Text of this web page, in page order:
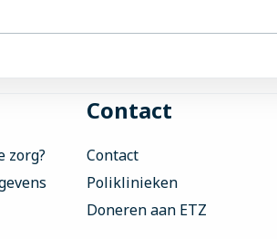
wij je behandeling af. Wil je een
zorg?
Contact
Contact
Poliklinieken
Doneren aan ETZ